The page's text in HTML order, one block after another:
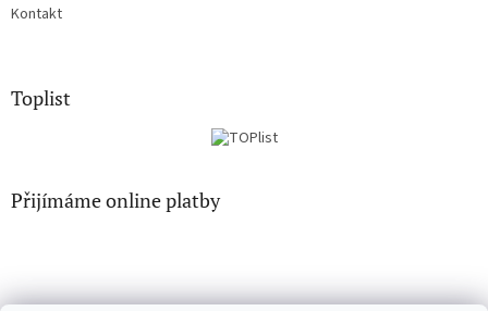
Kontakt
Toplist
Přijímáme online platby